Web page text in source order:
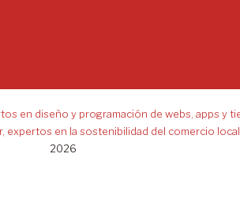
en diseño y programación de webs, apps y
expertos en la sostenibilidad del comercio local.
2026